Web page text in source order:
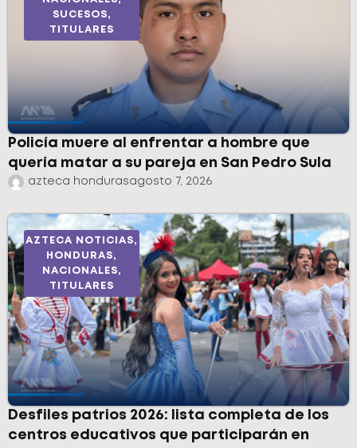
SUCESOS,
TITULARES
Policía muere al enfrentar a hombre que
quería matar a su pareja en San Pedro Sula
azteca hondurasagosto 7, 2026
AZTECA NOTICIAS,
HONDURAS,
NACIONALES,
TITULARES
Desfiles patrios 2026: lista completa de los
centros educativos que participarán en